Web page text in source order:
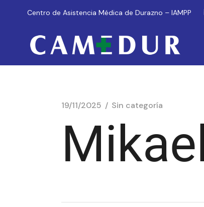
Centro de Asistencia Médica de Durazno – IAMPP
19/11/2025 Sin categoría